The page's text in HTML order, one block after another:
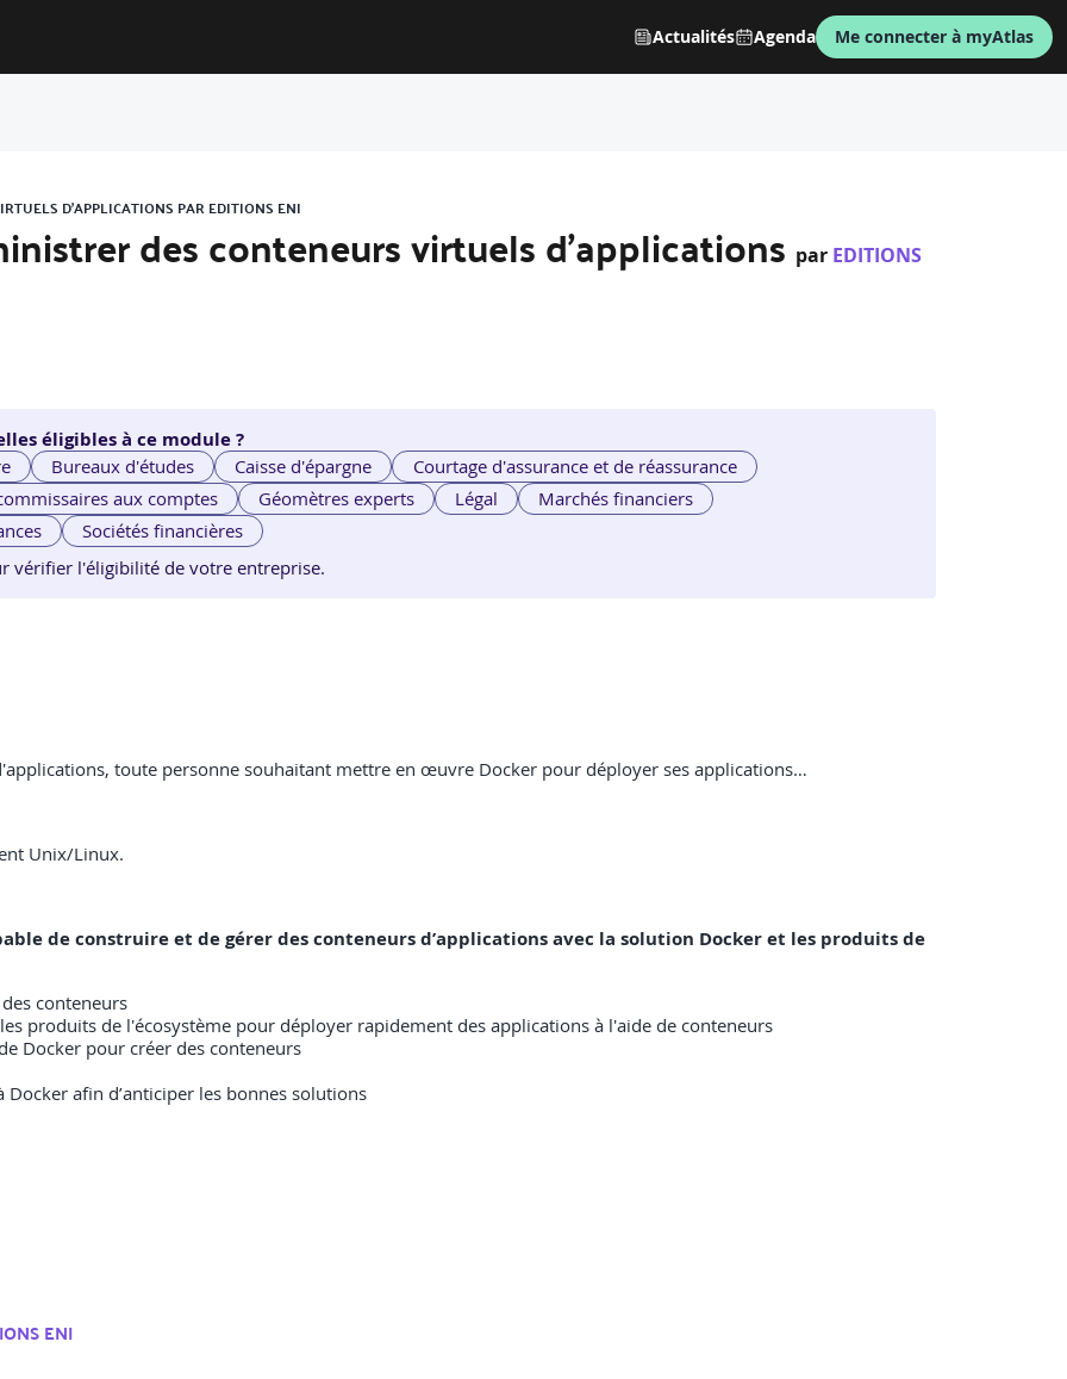
Actualités Agenda Me connecter à myAtlas
D'APPLICATIONS PAR EDITIONS ENI
des conteneurs virtuels d'applications par EDITIONS
éligibles à ce module ?
Bureaux d'études Caisse d'épargne
Courtage d'assurance et de réassurance
aux comptes Géomètres experts Légal
Marchés financiers
Sociétés financières
vérifier l'éligibilité de votre entreprise.
toute personne souhaitant mettre en œuvre Docker pour déployer ses applications…
Unix/Linux.
de construire et de gérer des conteneurs d’applications avec la solution Docker et les produits de
conteneurs
produits de l'écosystème pour déployer rapidement des applications à l'aide de conteneurs
Docker pour créer des conteneurs
afin d’anticiper les bonnes solutions
ENI